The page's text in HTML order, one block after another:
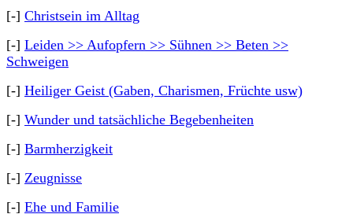
[-] Christsein im Alltag
[-] Leiden >> Aufopfern >> Sühnen >> Beten >>
Schweigen
[-] Heiliger Geist (Gaben, Charismen, Früchte usw)
[-] Wunder und tatsächliche Begebenheiten
[-] Barmherzigkeit
[-] Zeugnisse
[-] Ehe und Familie